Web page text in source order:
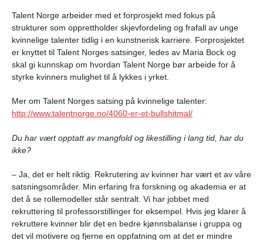
Talent Norge arbeider med et forprosjekt med fokus på
strukturer som opprettholder skjevfordeling og frafall av unge
kvinnelige talenter tidlig i en kunstnerisk karriere. Forprosjektet
er knyttet til Talent Norges satsinger, ledes av Maria Bock og
skal gi kunnskap om hvordan Talent Norge bør arbeide for å
styrke kvinners mulighet til å lykkes i yrket.
Mer om Talent Norges satsing på kvinnelige talenter:
http://www.talentnorge.no/4060-er-et-bullshitmal/
Du har vært opptatt av mangfold og likestilling i lang tid, har du
ikke?
– Ja, det er helt riktig. Rekrutering av kvinner har vært et av våre
satsningsområder. Min erfaring fra forskning og akademia er at
det å se rollemodeller står sentralt. Vi har jobbet med
rekruttering til professorstillinger for eksempel. Hvis jeg klarer å
rekruttere kvinner blir det en bedre kjønnsbalanse i gruppa og
det vil motivere og fjerne en oppfatning om at det er mindre